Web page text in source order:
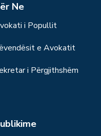
Ne
i Popullit
e Avokatit
i Përgjithshëm